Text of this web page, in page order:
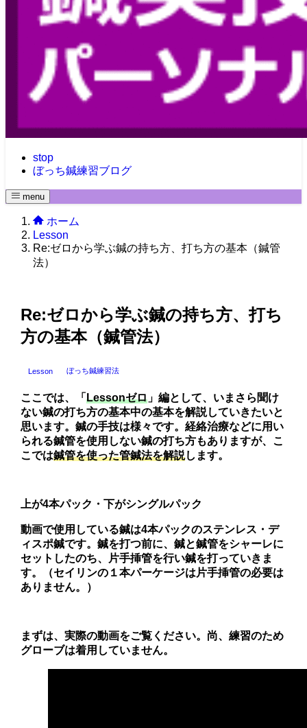
stop
ぼっち鍼練習ブログ
menu
ホーム
Lesson
Re:ゼロから学ぶ鍼の持ち方、打ち方の基本（鍼管
法）
Re:ゼロから学ぶ鍼の持ち方、打ち
方の基本（鍼管法）
Lesson ぼっち鍼練習法
ここでは、「Lessonゼロ 」編として、いまさら聞け
ない鍼の打ち方の基本中の基本を解説していきたいと
思います。鍼の手技は様々です。経絡治療などに用い
られる鍼管を使用しない鍼の打ち方もありますが、こ
こでは鍼管を使った管鍼法を解説します。
上が4本パック・下がシングルパック
動画で使用している鍼は4本パックのステンレス・デ
ィスポ鍼です。鍼を打つ前に、鍼と鍼管をシャーレに
セットしたのち、片手挿管を行い鍼を打っていきま
す。（セイリンの１本パーケージは片手挿管の必要は
ありません。）
まずは、実際の動画をご覧ください。尚、練習のため
グローブは着用していません。